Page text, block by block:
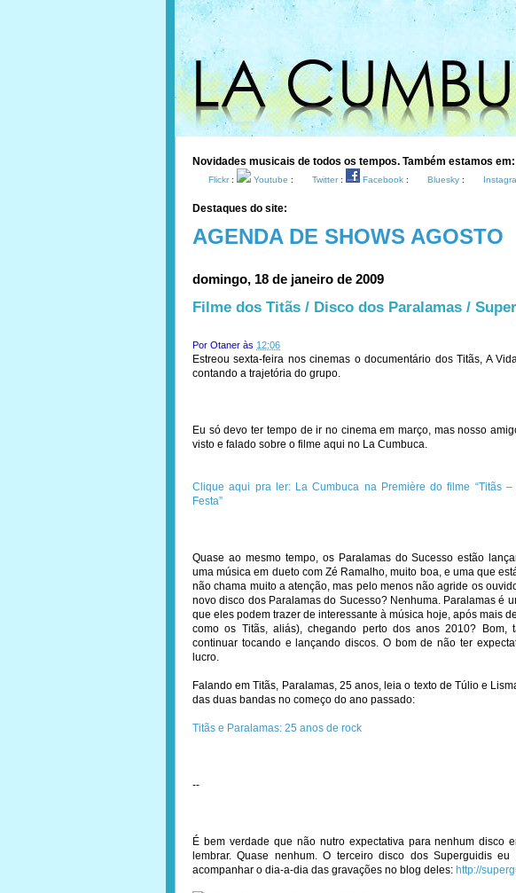
Novidades musicais de todos os tempos. Também estamos em:
Flickr: Youtube : Twitter: Facebook : Bluesky :
Destaques do site:
AGENDA DE SHOWS AGOSTO
domingo, 18 de janeiro de 2009
Filme dos Titãs / Disco dos Paralamas /
Por Otaner às 12:06
Estreou sexta-feira nos cinemas o documentário dos Titãs, A
contando a trajetória do grupo.
Eu só devo ter tempo de ir no cinema em março, mas nosso
visto e falado sobre o filme aqui no La Cumbuca.
Clique aqui pra ler: La Cumbuca na Première do filme “Titãs –
Festa”
Quase ao mesmo tempo, os Paralamas do Sucesso estão
uma música em dueto com Zé Ramalho, muito boa, e uma que
não chama muito a atenção, mas pelo menos não agride os
novo disco dos Paralamas do Sucesso? Nenhuma. Paralamas é
que eles podem trazer de interessante à música hoje, após mais
como os Titãs, aliás), chegando perto dos anos 2010? Bom,
continuar tocando e lançando discos. O bom de não ter
lucro.
Falando em Titãs, Paralamas, 25 anos, leia o texto de Túlio e
das duas bandas no começo do ano passado:
Titãs e Paralamas: 25 anos de rock
--
É bem verdade que não nutro expectativa para nenhum disco
lembrar. Quase nenhum. O terceiro disco dos Superguidis eu
acompanhar o dia-a-dia das gravações no blog deles: http://